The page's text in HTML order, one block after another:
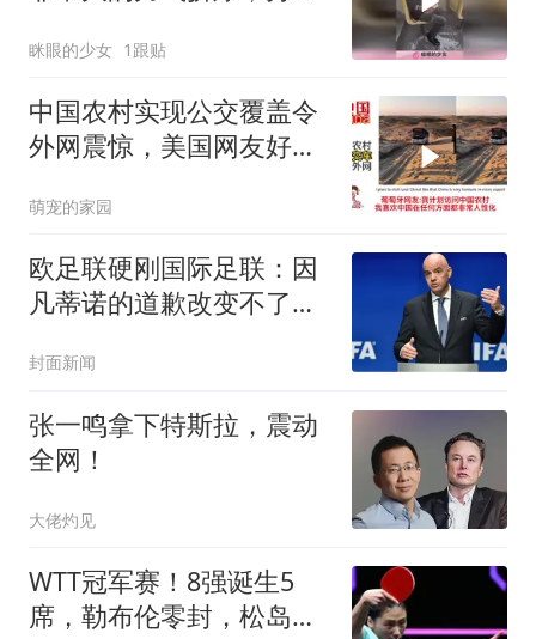
眯眼的少女 1跟贴
中国农村实现公交覆盖令
外网震惊，美国网友好
萌宠的家园
欧足联硬刚国际足联：因
凡蒂诺的道歉改变不了任
封面新闻
张一鸣拿下特斯拉，震动
全网！
大佬灼见
WTT冠军赛！8强诞生5
席，勒布伦零封，松岛辉